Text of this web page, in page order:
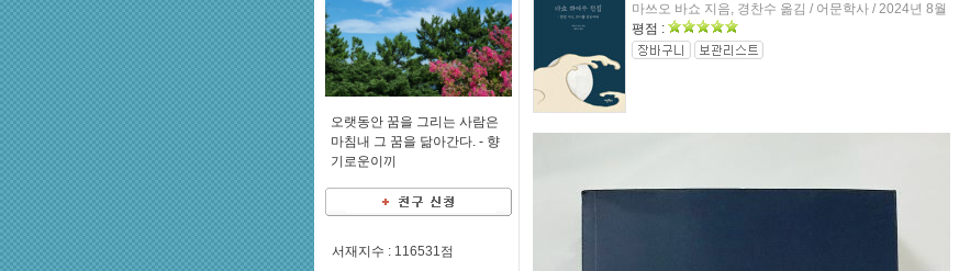
오랫동안 꿈을 그리는 사람은
마침내 그 꿈을 닮아간다. - 향
기로운이끼
서재지수 : 116531점
마쓰오 바쇼 지음, 경찬수 옮김 / 어문학사 / 2024년 8월
평점 :